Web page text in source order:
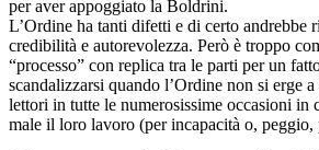
per aver appoggiato la Boldrini.
L’Ordine ha tanti difetti e di certo andrebbe
credibilità e autorevolezza. Però è troppo
“processo” con replica tra le parti per un
scandalizzarsi quando l’Ordine non si erge
lettori in tutte le numerosissime occasioni in
male il loro lavoro (per incapacità o, peggio,